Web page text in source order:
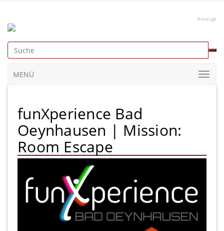
Anzeige
MENÜ
funXperience Bad
Oeynhausen | Mission:
Room Escape